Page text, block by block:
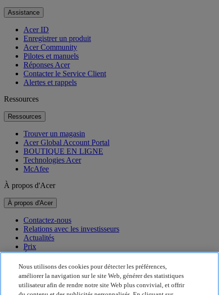
Assistance
Acer ID
Enregistrer un produit
Acer Community
Pilotes et manuels
Réponses Acer
Contacter le Service Client
Alertes et rappels
Ressources
Ressources
Trouver un magasin
Acer Global Account Portal
BOUTIQUE EN LIGNE
Technologies Acer
McAfee
À propos d'Acer
À propos d'Acer
Contactez-nous
Relations avec les investisseurs
Actualités
Prix
Événements
Développement durable
Développement durable
Nous utilisons des cookies pour détecter les préférences,
améliorer la navigation sur le site Web, générer des statistiques
utilisateur afin de rendre notre site Web plus convivial, et offrir